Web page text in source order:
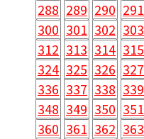
288 289 290 291
300 301 302 303
312 313 314 315
324 325 326 327
336 337 338 339
348 349 350 351
360 361 362 363